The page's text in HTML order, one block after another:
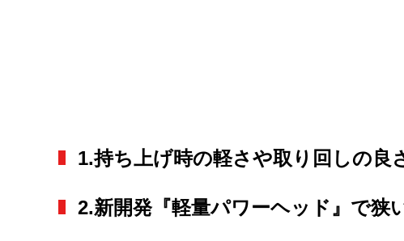
1.持ち上げ時の軽さや取り回しの良
2.新開発『軽量パワーヘッド』で